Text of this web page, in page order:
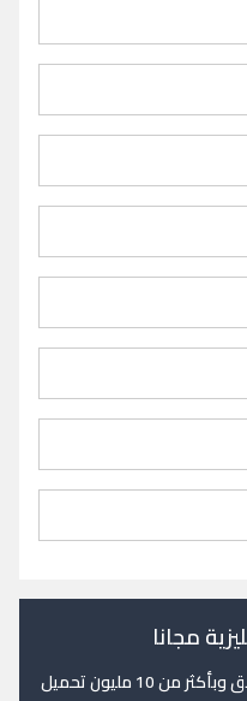
مجانا
10 مليون تحميل